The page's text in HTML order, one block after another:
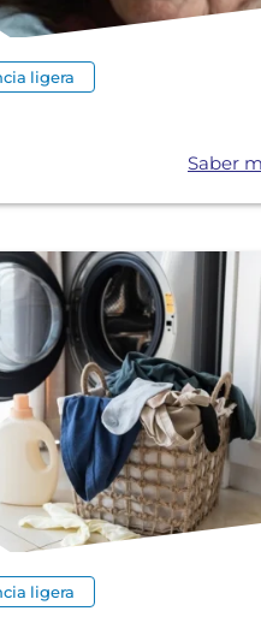
ligera
Saber
ligera